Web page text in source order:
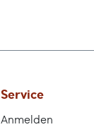
Service
Anmelden